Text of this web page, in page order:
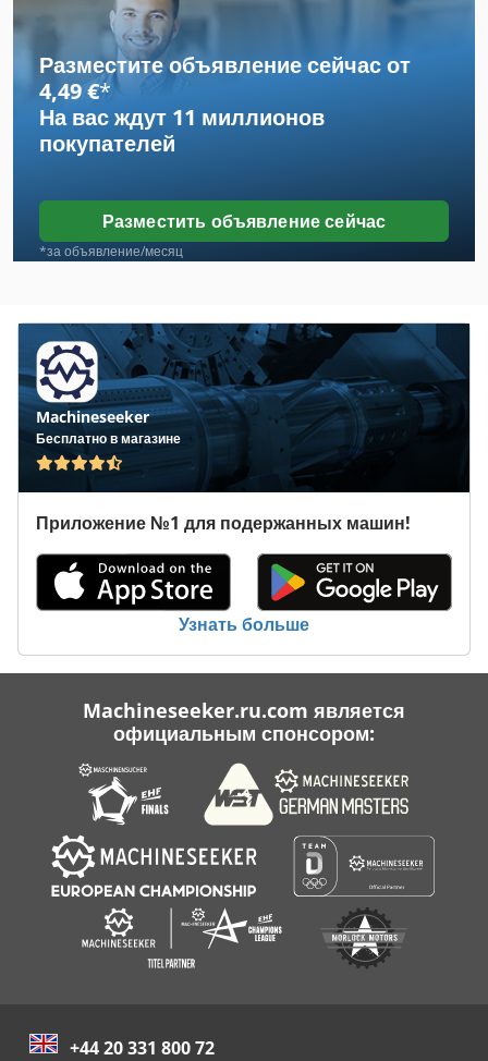
Kalmeijer
Ulma Atlanta
Альфа-Инструменты Шапки Пила
Алюминиевая Упаковка
Алюминий
Детали
Корма
Молочные Продукты
Мяса Пилы Алмазные
Нажатие Edalco
Нажатие Edalmatic
Пила Алюминия
Производственная Линия
Производство
Разместите объявление сейчас от
4,49 €*
На вас ждут 11 миллионов
покупателей
Разместить объявление сейчас
*за объявление/месяц
Machineseeker
Бесплатно в магазине
Приложение №1 для подержанных машин!
Узнать больше
Machineseeker.ru.com является
официальным спонсором:
+44 20 331 800 72